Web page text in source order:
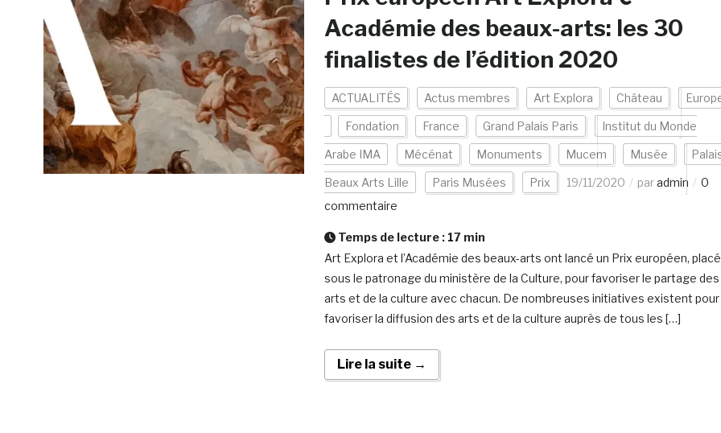
Académie des beaux-arts: les 30
finalistes de l’édition 2020
ACTUALITÉS Actus membres Art Explora Château
Fondation France Grand Palais Paris Institut du Monde
Arabe IMA Mécénat Monuments Mucem Musée
Beaux Arts Lille Paris Musées Prix 19/11/2020 paradmin
0
commentaire
Temps de lecture : 17 min
Art Explora et l’Académie des beaux-arts ont lancé un Prix européen, placé
sous le patronage du ministère de la Culture, pour favoriser le partage des
arts et de la culture avec chacun. De nombreuses initiatives existent pour
favoriser la diffusion des arts et de la culture auprès de tous les […]
Lire la suite →